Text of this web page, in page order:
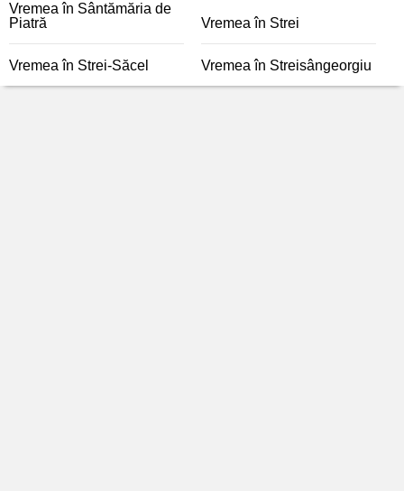
Vremea în Sântămăria de
Piatră
Vremea în Strei
Vremea în Strei-Săcel Vremea în Streisângeorgiu